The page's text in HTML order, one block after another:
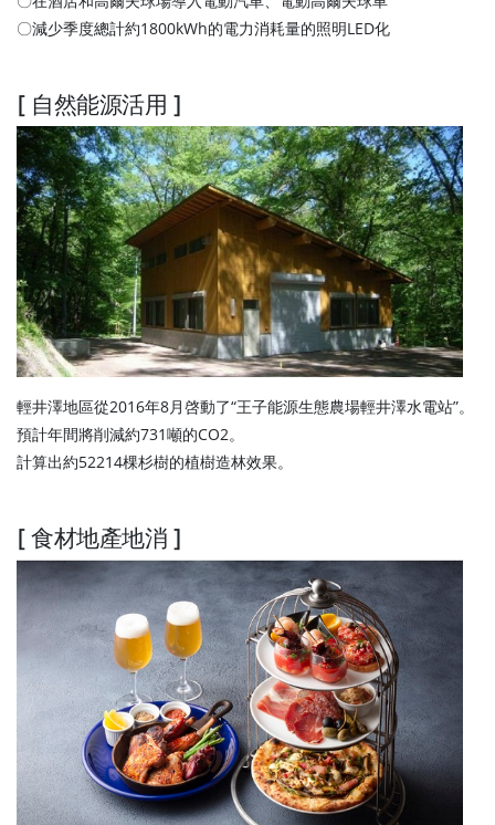
〇減少季度總計約1800kWh的電力消耗量的照明LED化
[ 自然能源活用 ]
輕井澤地區從2016年8月啓動了“王子能源生態農場輕井澤水電站”。
預計年間將削減約731噸的CO2。
計算出約52214棵杉樹的植樹造林效果。
[ 食材地產地消 ]